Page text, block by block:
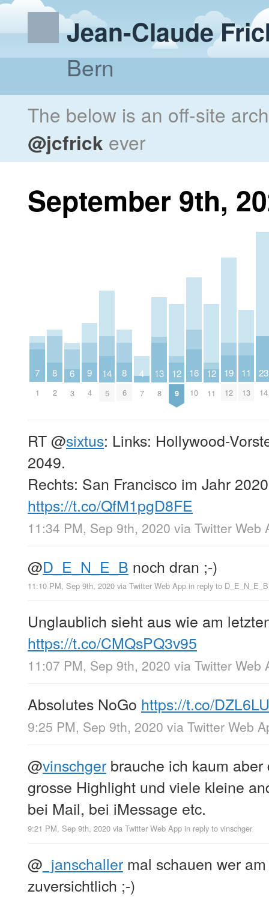
Jean-Claude
Bern
The below is an off-site
@jcfrick ever
September 9th,
7
1
8
2
6
3
9
4
14
5
8
6
4
7
13
8
12
9
16
10
12
11
19
12
11
13
23
14
RT@sixtus: Links: Hollywood-
2049.
Rechts: San Francisco im Jahr
https://t.co/QfM1pgD8FE
11:34 PM, Sep 9th, 2020 via Twitter Web
@D_E_N_E_B noch dran ;-)
11:10 PM, Sep 9th, 2020 via Twitter Web App in reply to D_E_N_E_B
Unglaublich sieht aus wie am
https://t.co/CMQsPQ3v95
11:07 PM, Sep 9th, 2020 via Twitter Web
Absolutes NoGo https://t.co/
9:25 PM, Sep 9th, 2020 via Twitter Web
@vinschger brauche ich kaum
grosse Highlight und viele kleine
bei Mail, bei iMessage etc.
9:21 PM, Sep 9th, 2020 via Twitter Web App in reply to vinschger
@ _janschaller mal schauen wer
zuversichtlich ;-)